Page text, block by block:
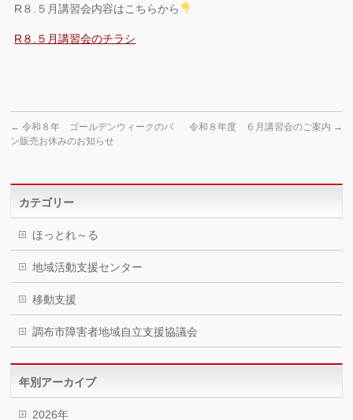
R８.５月講習会内容はこちらから
R８.５月講習会のチラシ
← 令和８年 ゴールデンウィークのパ
ン販売お休みのお知らせ
令和８年度 ６月講習会のご案内 →
カテゴリー
ほっとれ～る
地域活動支援センター
移動支援
調布市障害者地域自立支援協議会
年別アーカイブ
2026年